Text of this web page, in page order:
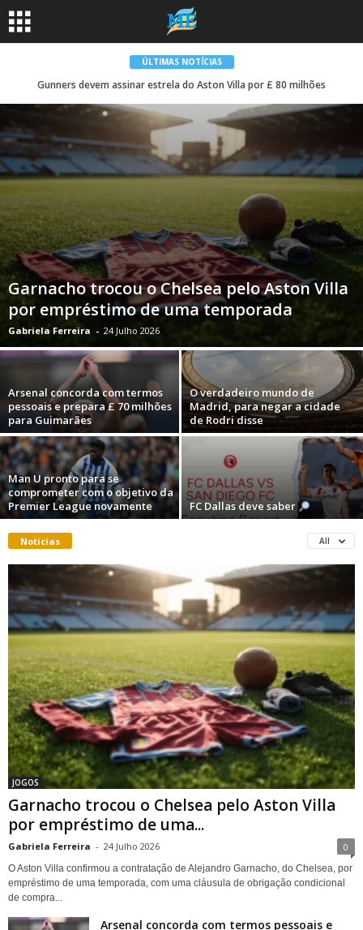
ÚLTIMAS NOTÍCIAS
Gunners devem assinar estrela do Aston Villa por £ 80 milhões
Garnacho trocou o Chelsea pelo Aston Villa
por empréstimo de uma temporada
Gabriela Ferreira - 24 Julho 2026
Arsenal concorda com termos
pessoais e prepara £ 70 milhões
para Guimarães
O verdadeiro mundo de
Madrid, para negar a cidade
de Rodri disse
Man U pronto para se
comprometer com o objetivo da
Premier League novamente
FC Dallas deve saber
Noticias All
JOGOS
Garnacho trocou o Chelsea pelo Aston Villa
por empréstimo de uma...
Gabriela Ferreira - 24 Julho 2026 0
O Aston Villa confirmou a contratação de Alejandro Garnacho, do Chelsea, por
empréstimo de uma temporada, com uma cláusula de obrigação condicional
de compra...
Arsenal concorda com termos pessoais e